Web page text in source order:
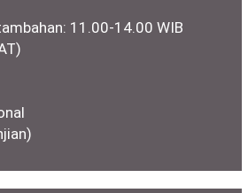
11.00-14.00 WIB